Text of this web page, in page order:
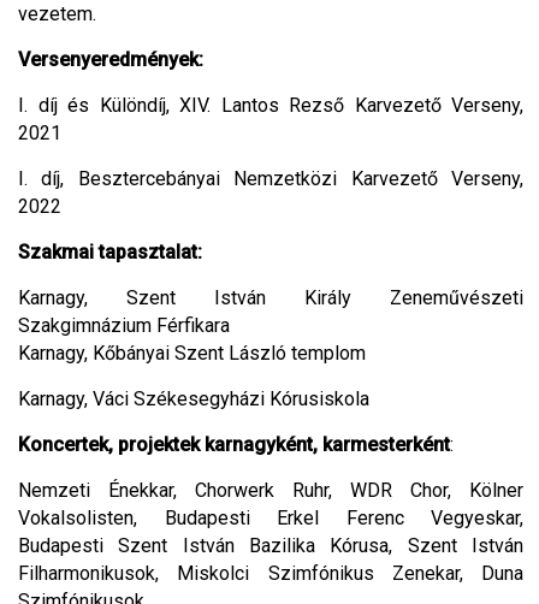
vezetem.
Versenyeredmények:
I. díj és Különdíj, XIV. Lantos Rezső Karvezető Verseny,
2021
I. díj, Besztercebányai Nemzetközi Karvezető Verseny,
2022
Szakmai tapasztalat:
Karnagy, Szent István Király Zeneművészeti
Szakgimnázium Férfikara
Karnagy, Kőbányai Szent László templom
Karnagy, Váci Székesegyházi Kórusiskola
Koncertek, projektek karnagyként, karmesterként:
Nemzeti Énekkar, Chorwerk Ruhr, WDR Chor, Kölner
Vokalsolisten, Budapesti Erkel Ferenc Vegyeskar,
Budapesti Szent István Bazilika Kórusa, Szent István
Filharmonikusok, Miskolci Szimfónikus Zenekar, Duna